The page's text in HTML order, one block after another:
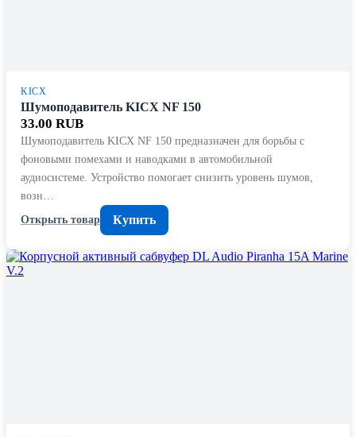
KICX
Шумоподавитель KICX NF 150
33.00 RUB
Шумоподавитель KICX NF 150 предназначен для борьбы с
фоновыми помехами и наводками в автомобильной
аудиосистеме. Устройство помогает снизить уровень шумов,
возн…
Открыть товар
Купить